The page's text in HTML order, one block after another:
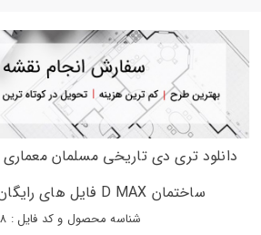
دانلود تری دی تاریخی مسلمان
ساختمان D MAX فایل های رایگان کد (کد26058)
شناسه محصول و کد فایل : 26058